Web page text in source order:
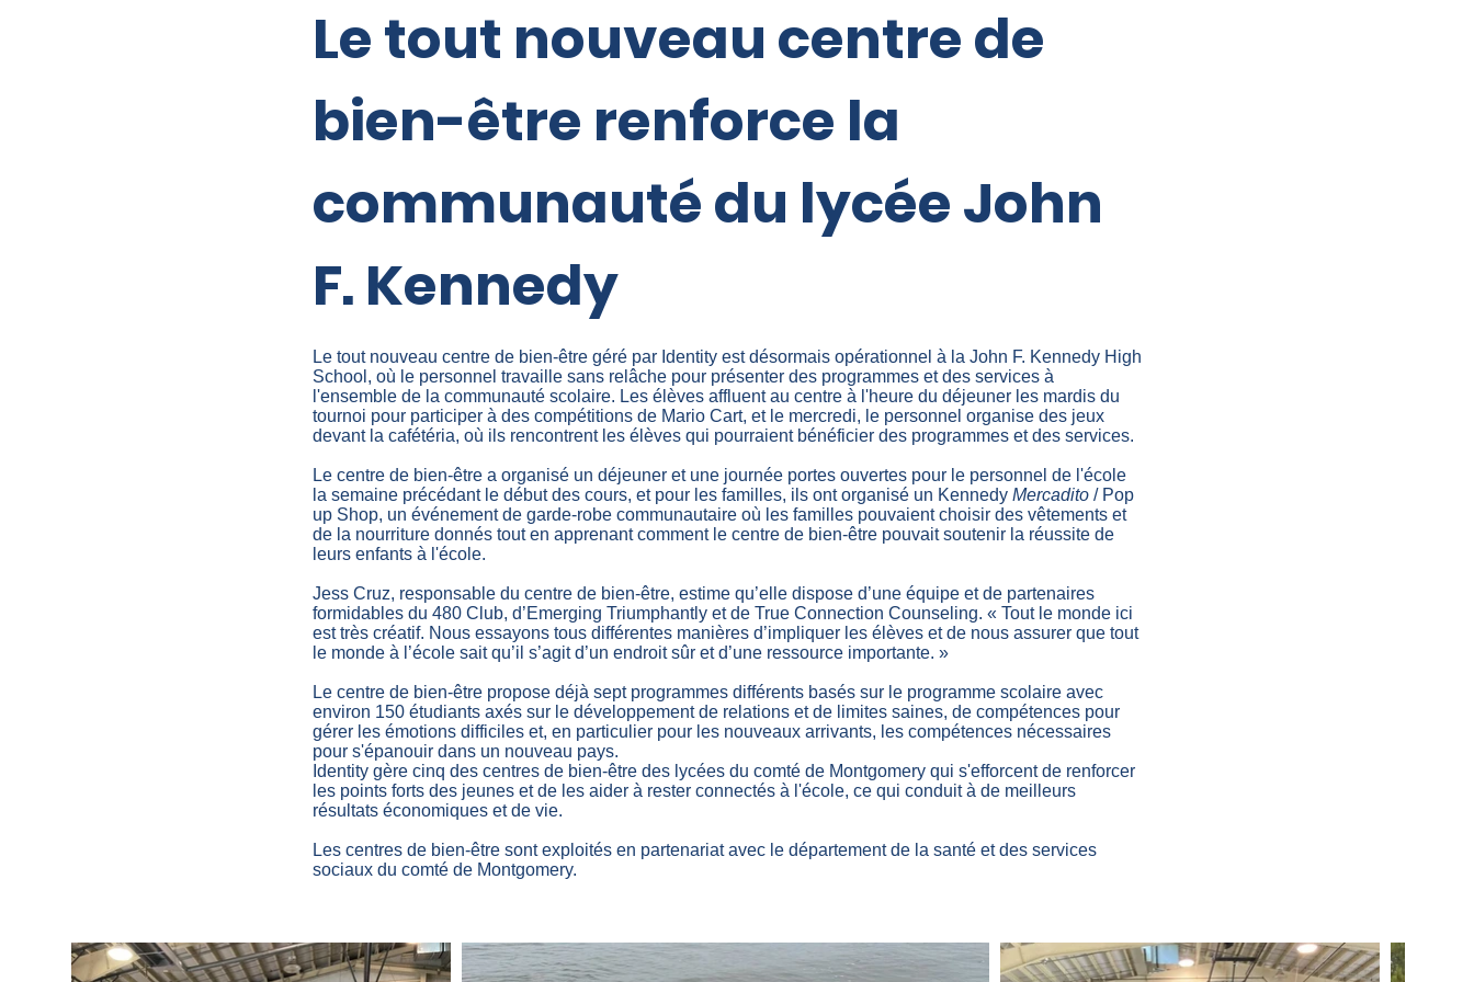
Le tout nouveau centre de
bien-être renforce la
communauté du lycée John
F. Kennedy
Le tout nouveau centre de bien-être géré par Identity est désormais opérationnel à la John F. Kennedy High
School, où le personnel travaille sans relâche pour présenter des programmes et des services à
l'ensemble de la communauté scolaire. Les élèves affluent au centre à l'heure du déjeuner les mardis du
tournoi pour participer à des compétitions de Mario Cart, et le mercredi, le personnel organise des jeux
devant la cafétéria, où ils rencontrent les élèves qui pourraient bénéficier des programmes et des services.
Le centre de bien-être a organisé un déjeuner et une journée portes ouvertes pour le personnel de l'école
la semaine précédant le début des cours, et pour les familles, ils ont organisé un Kennedy Mercadito / Pop
up Shop, un événement de garde-robe communautaire où les familles pouvaient choisir des vêtements et
de la nourriture donnés tout en apprenant comment le centre de bien-être pouvait soutenir la réussite de
leurs enfants à l'école.
Jess Cruz, responsable du centre de bien-être, estime qu’elle dispose d’une équipe et de partenaires
formidables du 480 Club, d’Emerging Triumphantly et de True Connection Counseling. « Tout le monde ici
est très créatif. Nous essayons tous différentes manières d’impliquer les élèves et de nous assurer que tout
le monde à l’école sait qu’il s’agit d’un endroit sûr et d’une ressource importante. »
Le centre de bien-être propose déjà sept programmes différents basés sur le programme scolaire avec
environ 150 étudiants axés sur le développement de relations et de limites saines, de compétences pour
gérer les émotions difficiles et, en particulier pour les nouveaux arrivants, les compétences nécessaires
pour s'épanouir dans un nouveau pays.
Identity gère cinq des centres de bien-être des lycées du comté de Montgomery qui s'efforcent de renforcer
les points forts des jeunes et de les aider à rester connectés à l'école, ce qui conduit à de meilleurs
résultats économiques et de vie.
Les centres de bien-être sont exploités en partenariat avec le département de la santé et des services
sociaux du comté de Montgomery.